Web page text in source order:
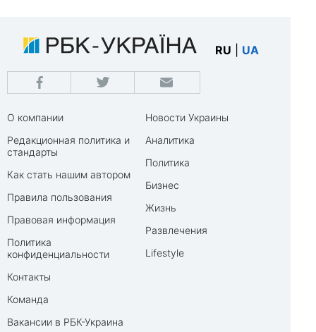
RU UA
О компании
Редакционная политика и
стандарты
Как стать нашим автором
Правила пользования
Правовая информация
Политика
конфиденциальности
Контакты
Команда
Вакансии в РБК-Украина
Новости Украины
Аналитика
Политика
Бизнес
Жизнь
Развлечения
Lifestyle